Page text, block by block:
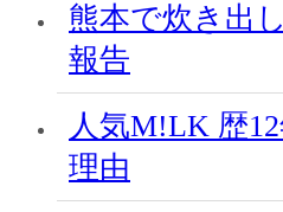
熊本で炊き出
報告
人気M!LK 歴
理由